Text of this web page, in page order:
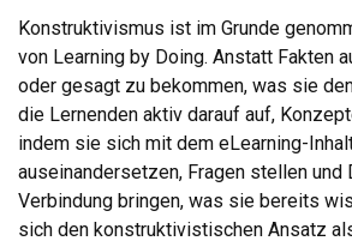
Konstruktivismus ist im Grunde
von Learning by Doing. Anstatt Fakten
oder gesagt zu bekommen, was sie
die Lernenden aktiv darauf auf,
indem sie sich mit dem eLearning-
auseinandersetzen, Fragen stellen und
Verbindung bringen, was sie bereits
sich den konstruktivistischen Ansatz